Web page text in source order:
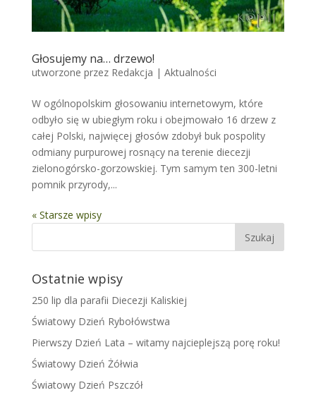
Głosujemy na… drzewo!
utworzone przez Redakcja | Aktualności
W ogólnopolskim głosowaniu internetowym, które
odbyło się w ubiegłym roku i obejmowało 16 drzew z
całej Polski, najwięcej głosów zdobył buk pospolity
odmiany purpurowej rosnący na terenie diecezji
zielonogórsko-gorzowskiej. Tym samym ten 300-letni
pomnik przyrody,...
« Starsze wpisy
Ostatnie wpisy
250 lip dla parafii Diecezji Kaliskiej
Światowy Dzień Rybołówstwa
Pierwszy Dzień Lata – witamy najcieplejszą porę roku!
Światowy Dzień Żółwia
Światowy Dzień Pszczół